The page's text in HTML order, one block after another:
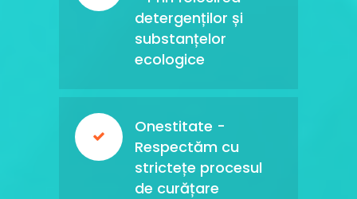
detergenților și
substanțelor
ecologice
Onestitate -
Respectăm cu
strictețe procesul
de curățare